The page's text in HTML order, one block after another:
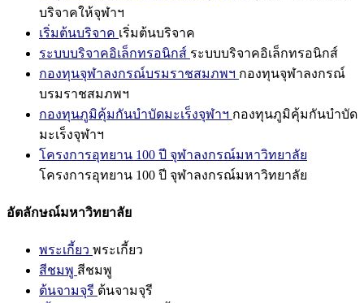
บริจาคให้จุฬาฯ
เริ่มต้นบริจาค เริ่มต้นบริจาค
ระบบบริจาคอิเล็กทรอนิกส์ ระบบบริจาคอิเล็กทรอนิกส์
กองทุนจุฬาลงกรณ์บรมราชสมภพฯ กองทุนจุฬาลงกรณ์
บรมราชสมภพฯ
กองทุนภูมิคุ้มกันบำบัดมะเร็งจุฬาฯ กองทุนภูมิคุ้มกันบำบัด
มะเร็งจุฬาฯ
โครงการอุทยาน 100 ปี จุฬาลงกรณ์มหาวิทยาลัย
โครงการอุทยาน 100 ปี จุฬาลงกรณ์มหาวิทยาลัย
อัตลักษณ์มหาวิทยาลัย
พระเกี้ยว พระเกี้ยว
สีชมพู สีชมพู
ต้นจามจุรี ต้นจามจุรี